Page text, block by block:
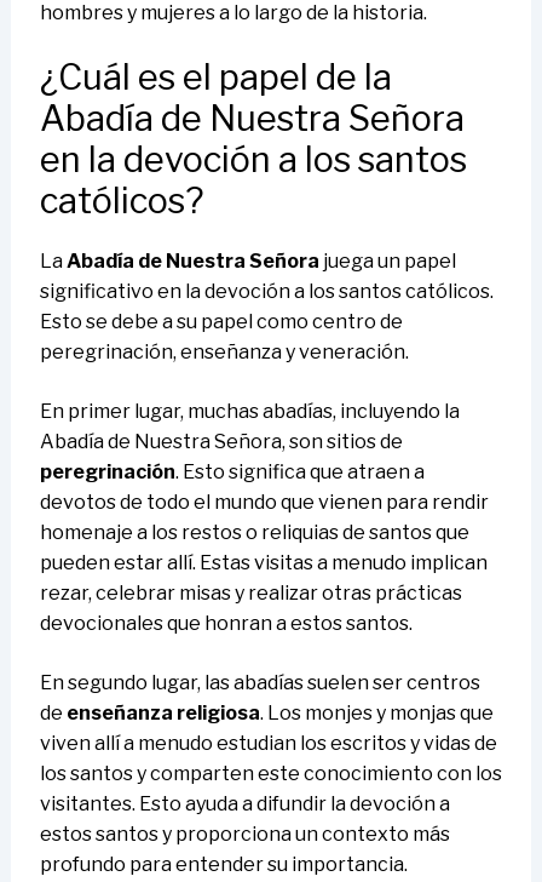
hombres y mujeres a lo largo de la historia.
¿Cuál es el papel de la
Abadía de Nuestra Señora
en la devoción a los santos
católicos?
LaAbadía de Nuestra Señora juega un papel
significativo en la devoción a los santos católicos.
Esto se debe a su papel como centro de
peregrinación, enseñanza y veneración.
En primer lugar, muchas abadías, incluyendo la
Abadía de Nuestra Señora, son sitios de
peregrinación. Esto significa que atraen a
devotos de todo el mundo que vienen para rendir
homenaje a los restos o reliquias de santos que
pueden estar allí. Estas visitas a menudo implican
rezar, celebrar misas y realizar otras prácticas
devocionales que honran a estos santos.
En segundo lugar, las abadías suelen ser centros
de enseñanza religiosa. Los monjes y monjas que
viven allí a menudo estudian los escritos y vidas de
los santos y comparten este conocimiento con los
visitantes. Esto ayuda a difundir la devoción a
estos santos y proporciona un contexto más
profundo para entender su importancia.